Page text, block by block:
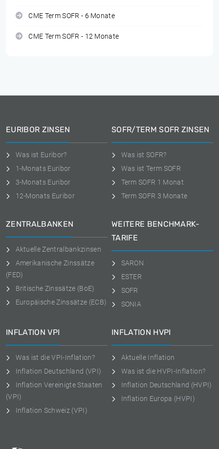
CME Term SOFR - 6 Monate
CME Term SOFR - 12 Monate
EURIBOR ZINSEN
Was ist Euribor?
1-Monats Euribor
3-Monats Euribor
12-Monats Euribor
SOFR/TERM SOFR ZINSEN
Was ist SOFR?
Was ist Term SOFR
Term SOFR 1 Monat
Term SOFR 3 Monate
ZENTRALBANKEN
Aktuelle Zentralbankzinsen
Amerikanische Zinssätze
(FED)
Britische Zinssätze (BoE)
Europäische Zinssätze (ECB)
WEITERE BENCHMARK-
TARIFE
SARON
ESTER
SOFR
SONIA
INFLATION VPI
Was ist die VPI-Inflation?
Inflation Deutschland (VPI)
Inflation Vereinigte Staaten
(VPI)
Inflation Schweiz (VPI)
INFLATION HVPI
Aktuelle Inflation
Was ist die HVPI-Inflation?
Inflation Deutschland (HVPI)
Inflation Europa (HVPI)